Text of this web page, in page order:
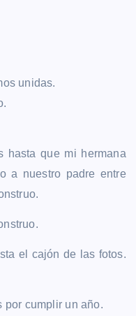
unidas.
hasta que mi hermana
a nuestro padre entre
el cajón de las fotos.
por cumplir un año.